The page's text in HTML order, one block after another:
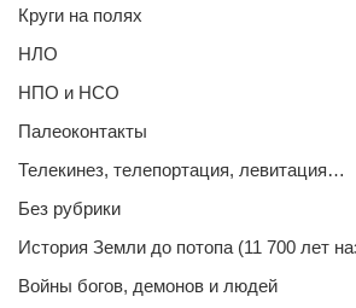
Круги на полях
НЛО
НПО и НСО
Палеоконтакты
Телекинез, телепортация, левитация…
Без рубрики
История Земли до потопа (11 700 лет
Войны богов, демонов и людей